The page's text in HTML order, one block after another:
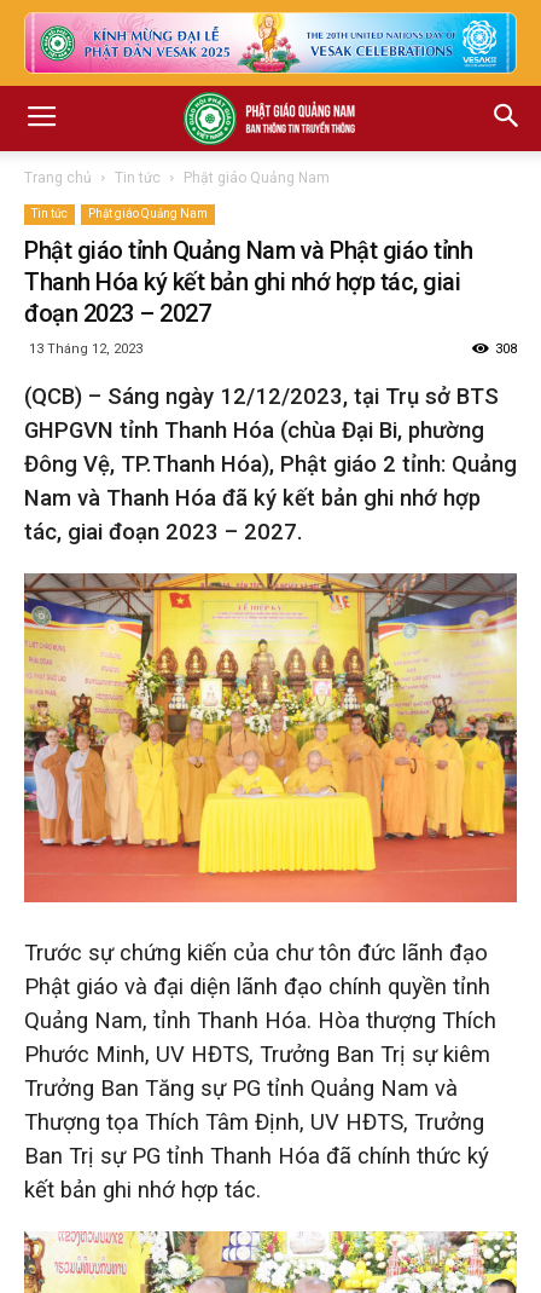
Trang chủ Tin tức Phật giáo Quảng Nam
Tin tức Phật giáo Quảng Nam
Phật giáo tỉnh Quảng Nam và Phật giáo tỉnh
Thanh Hóa ký kết bản ghi nhớ hợp tác, giai
đoạn 2023 – 2027
13 Tháng 12, 2023 308
(QCB) – Sáng ngày 12/12/2023, tại Trụ sở BTS
GHPGVN tỉnh Thanh Hóa (chùa Đại Bi, phường
Đông Vệ, TP.Thanh Hóa), Phật giáo 2 tỉnh: Quảng
Nam và Thanh Hóa đã ký kết bản ghi nhớ hợp
tác, giai đoạn 2023 – 2027.
Trước sự chứng kiến của chư tôn đức lãnh đạo
Phật giáo và đại diện lãnh đạo chính quyền tỉnh
Quảng Nam, tỉnh Thanh Hóa. Hòa thượng Thích
Phước Minh, UV HĐTS, Trưởng Ban Trị sự kiêm
Trưởng Ban Tăng sự PG tỉnh Quảng Nam và
Thượng tọa Thích Tâm Định, UV HĐTS, Trưởng
Ban Trị sự PG tỉnh Thanh Hóa đã chính thức ký
kết bản ghi nhớ hợp tác.